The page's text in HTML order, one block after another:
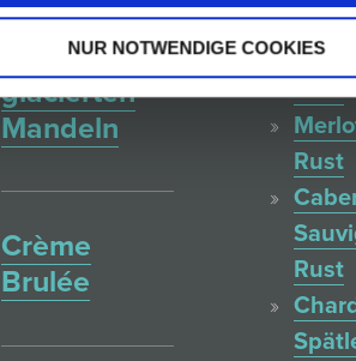
NUR NOTWENDIGE COOKIES
Gewürzte
Äpfel mit
glacierten
Mandeln
Crème
Brulée
Rust
Rust
Rust
Rust